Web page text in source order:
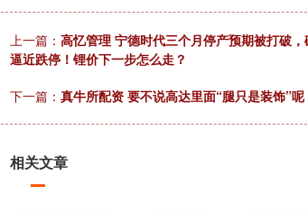
上一篇： 高忆管理 宁德时代三个月停产预期被打破
逼近跌停！锂价下一步怎么走？
下一篇： 真牛所配资 要不说高达里面“腿只是装饰”呢
相关文章